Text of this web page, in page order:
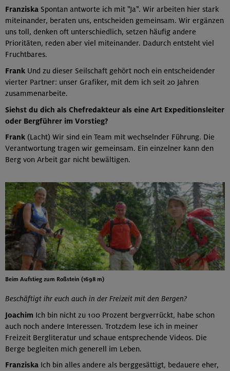
Franziska Spontan antworte ich mit "Ja". Wir arbeiten hier stark
miteinander, beraten uns, entscheiden gemeinsam. Wir ergänzen
uns toll, denken oft unterschiedlich, setzen häufig andere
Prioritäten, reden aber viel miteinander. Dadurch entsteht viel
Fruchtbares.
Frank Und zu dieser Seilschaft gehört noch ein entscheidender
vierter Partner: unser Grafiker, mit dem ich seit 20 Jahren
zusammenarbeite.
Siehst du dich als Chefredakteur als eine Art Expeditionsleiter
oder Bergführer im Vorstieg?
Frank (Lacht) Wir sind ein Team mit wechselnder Führung. Die
Verantwortung tragen wir gemeinsam. Ein einzelner kann den
Berg von Arbeit gar nicht bewältigen.
Beim Aufstieg zum Roßstein (1698 m)
Beschäftigt ihr euch auch in der Freizeit mit den Bergen?
Joachim Ich bin nicht zu 100 Prozent bergverrückt, habe schon
auch noch andere Interessen. Trotzdem lese ich in meiner
Freizeit Bergliteratur und schaue entsprechende Videos. Die
Berge begleiten mich generell im Leben.
Franziska Ich bin alles andere als berggesättigt, bedauere eher,